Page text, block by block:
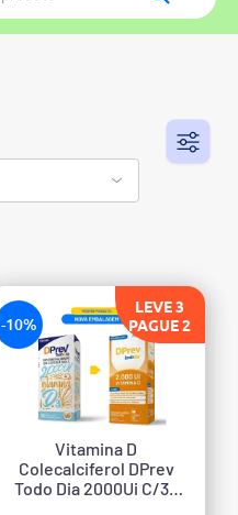
LEVE 3
PAGUE 2
-10%
Vitamina D
Colecalciferol DPrev
Todo Dia 2000Ui C/30